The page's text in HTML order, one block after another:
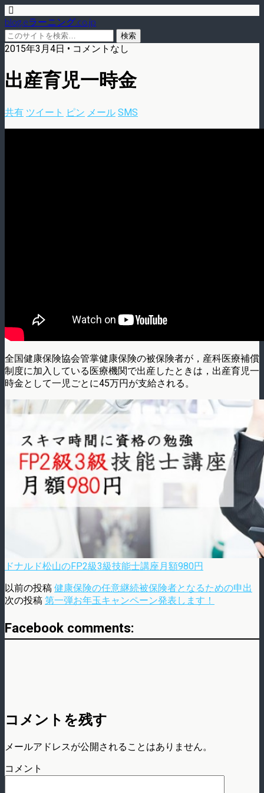
blog.eラーニング.co.jp
2015年3月4日 • コメントなし
出産育児一時金
共有 ツイート ピン メール SMS
全国健康保険協会管掌健康保険の被保険者が，産科医療補償
制度に加入している医療機関­で出産したときは，出産育児一
時金として一児ごとに45万円が支給される。
ドナルド松山のFP2級3級技能士講座月額980円
以前の投稿 健康保険の任意継続被保険者となるための申出
次の投稿 第一弾お年玉キャンペーン発表します！
Facebook comments:
コメントを残す
メールアドレスが公開されることはありません。
コメント